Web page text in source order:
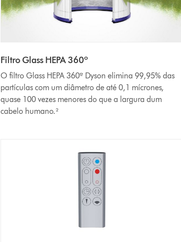
Filtro Glass HEPA 360º
O filtro Glass HEPA 360º Dyson elimina 99,95% das
partículas com um diâmetro de até 0,1 mícrones,
quase 100 vezes menores do que a largura dum
cabelo humano.²